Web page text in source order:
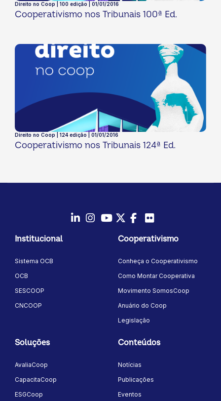
Direito no Coop | 100 edição | 01/01/2016
Cooperativismo nos Tribunais 100ª Ed.
Direito no Coop | 124 edição | 01/01/2016
Cooperativismo nos Tribunais 124ª Ed.
Instagram
YoutubeTwitter/X
Facebook
Institucional
Sistema OCB
OCB
SESCOOP
CNCOOP
Cooperativismo
Conheça o Cooperativismo
Como Montar Cooperativa
Movimento SomosCoop
Anuário do Coop
Legislação
Soluções
AvaliaCoop
CapacitaCoop
ESGCoop
Conteúdos
Notícias
Publicações
Eventos